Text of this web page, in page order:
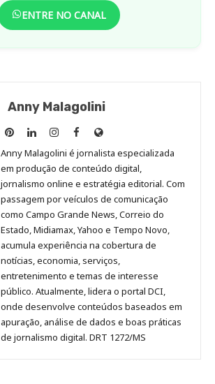
ENTRE NO CANAL
Anny Malagolini
Anny
Malagolini
no
Pinterest
Anny
Malagolini
no
LinkedIn
Anny
Malagolini
no
Instagram
Anny
Malagolini
no
Facebook
Site
de
Anny
Malagolini
Anny Malagolini é jornalista especializada
em produção de conteúdo digital,
jornalismo online e estratégia editorial. Com
passagem por veículos de comunicação
como Campo Grande News, Correio do
Estado, Midiamax, Yahoo e Tempo Novo,
acumula experiência na cobertura de
notícias, economia, serviços,
entretenimento e temas de interesse
público. Atualmente, lidera o portal DCI,
onde desenvolve conteúdos baseados em
apuração, análise de dados e boas práticas
de jornalismo digital. DRT 1272/MS